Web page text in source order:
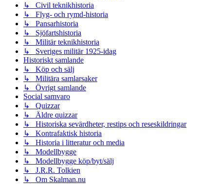
↳ Civil teknikhistoria
↳ Flyg- och rymd-historia
↳ Pansarhistoria
↳ Sjöfartshistoria
↳ Militär teknikhistoria
↳ Sveriges militär 1925-idag
Historiskt samlande
↳ Köp och sälj
↳ Militära samlarsaker
↳ Övrigt samlande
Social samvaro
↳ Quizzar
↳ Äldre quizzar
↳ Historiska sevärdheter, restips och reseskildringar
↳ Kontrafaktisk historia
↳ Historia i litteratur och media
↳ Modellbygge
↳ Modellbygge köp/byt/sälj
↳ J.R.R. Tolkien
↳ Om Skalman.nu